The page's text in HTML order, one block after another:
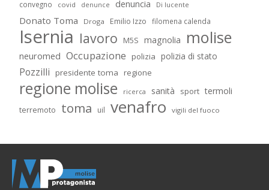
convegno covid denunce denuncia Di lucente
Donato Toma Droga Emilio Izzo filomena calenda
Isernia lavoro M5S magnolia molise
neuromed Occupazione polizia polizia di stato
Pozzilli presidente toma regione
regione molise ricerca sanità sport termoli
terremoto toma uil venafro vigili del fuoco